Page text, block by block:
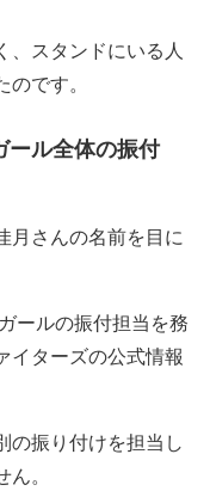
、スタンドにいる人
です。
ール全体の振付
月さんの名前を目に
ールの振付担当を務
イターズの公式情報
の振り付けを担当し
。